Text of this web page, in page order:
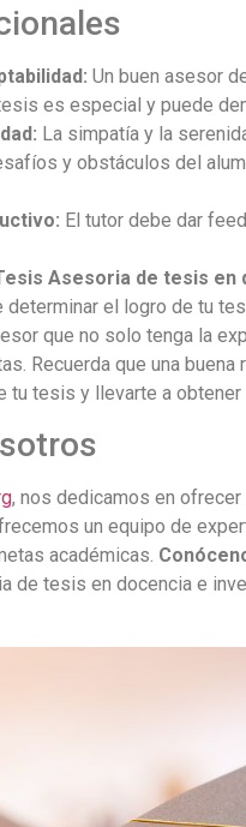
Un buen asesor
es especial y puede
La simpatía y la
y obstáculos del
El tutor debe dar
Asesoria de tesis
determinar el logro de tu
que no solo tenga la
Recuerda que una
tu tesis y llevarte a
, nos dedicamos en
un equipo de
académicas.
de tesis en docencia e